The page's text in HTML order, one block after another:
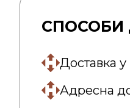
СПОСОБИ
Доставка
Адресна